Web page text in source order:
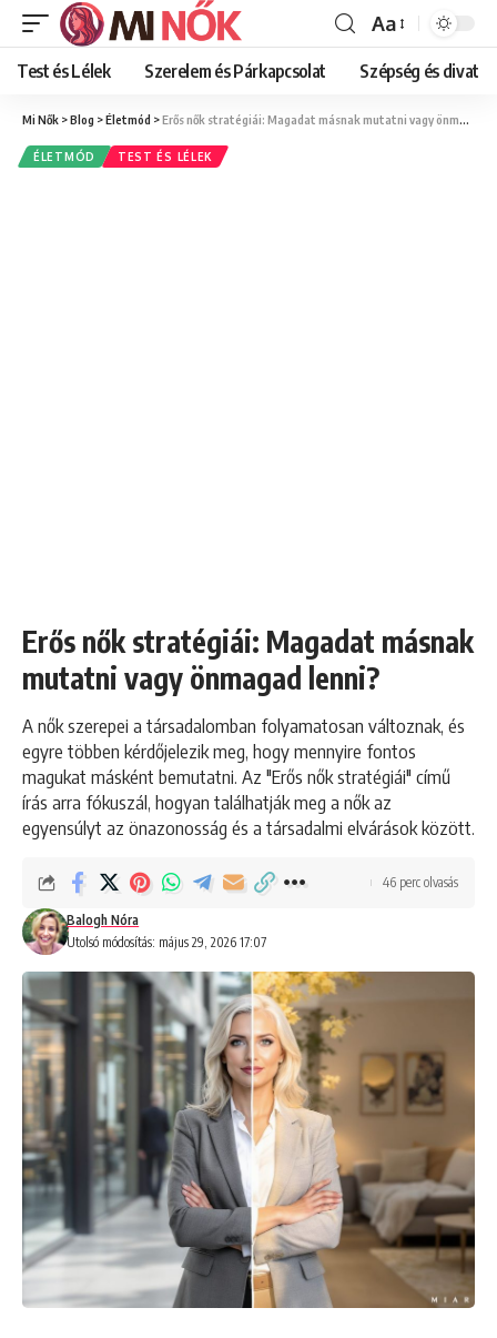
Font
Resizer
Aa
Test és Lélek Szerelem és Párkapcsolat Szépség és divat
Mi Nők >Blog >Életmód >Erős nők stratégiái: Magadat másnak mutatni vagy önmagad lenni?
ÉLETMÓD TEST ÉS LÉLEK
Erős nők stratégiái: Magadat másnak
mutatni vagy önmagad lenni?
A nők szerepei a társadalomban folyamatosan változnak, és
egyre többen kérdőjelezik meg, hogy mennyire fontos
magukat másként bemutatni. Az "Erős nők stratégiái" című
írás arra fókuszál, hogyan találhatják meg a nők az
egyensúlyt az önazonosság és a társadalmi elvárások között.
Utolsó módosítás: május 29, 2026 17:07
Balogh Nóra
46 perc olvasás